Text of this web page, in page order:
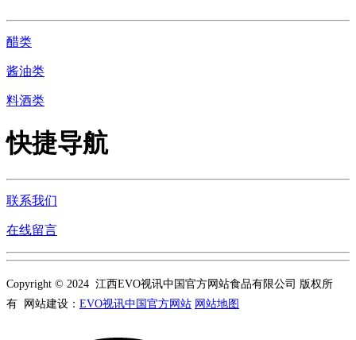
醋类
酱油类
料酒类
快捷导航
联系我们
在线留言
Copyright © 2024 江西EVO视讯中国官方网站食品有限公司 版权所
有 网站建设： EVO视讯中国官方网站 网站地图